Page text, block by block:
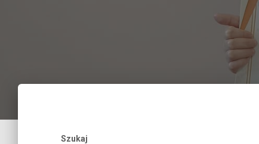
Szukaj